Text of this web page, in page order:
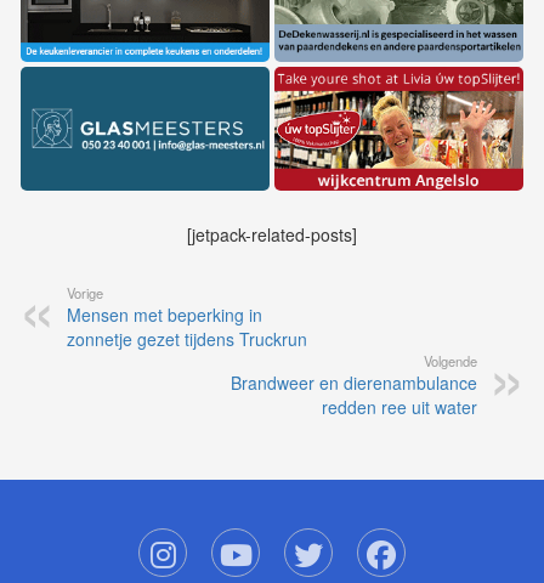
[jetpack-related-posts]
Vorige
Mensen met beperking in
zonnetje gezet tijdens Truckrun
Volgende
Brandweer en dierenambulance
redden ree uit water